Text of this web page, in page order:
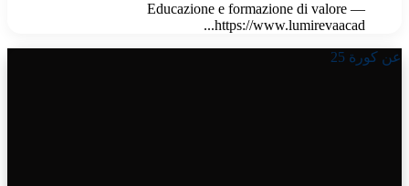
Educazione e formazione di valore —
https://www.lumirevaacad...
عن كورة 25